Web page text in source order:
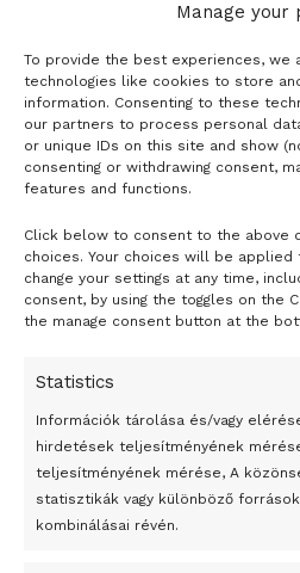
Manage your
To provide the best experiences, we
technologies like cookies to store
information. Consenting to these
our partners to process personal
or unique IDs on this site and show
consenting or withdrawing consent,
features and functions.
Click below to consent to the above
choices. Your choices will be applied
change your settings at any time,
consent, by using the toggles on the
the manage consent button at the
Statistics
Információk tárolása és/vagy
hirdetések teljesítményének
teljesítményének mérése, A
statisztikák vagy különböző
kombinálásai révén.
- H I R D E T É